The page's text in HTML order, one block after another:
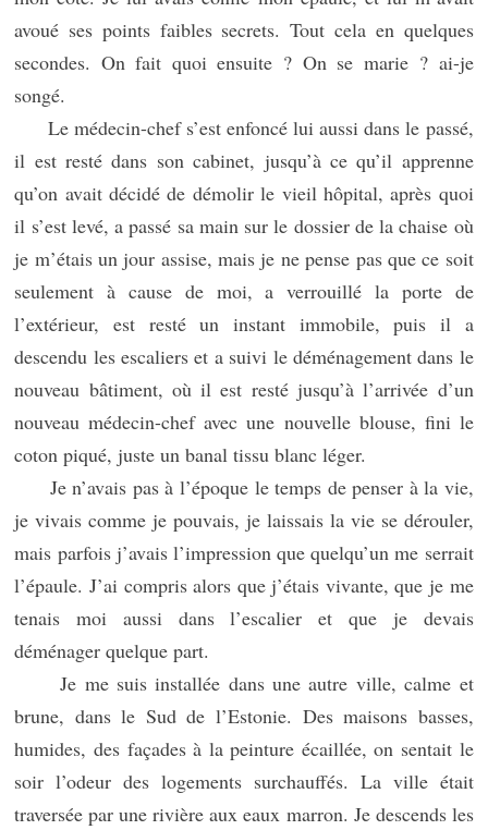
avoué ses points faibles secrets. Tout cela en quelques
secondes. On fait quoi ensuite ? On se marie ? ai-je
songé.
Le médecin-chef s’est enfoncé lui aussi dans le passé,
il est resté dans son cabinet, jusqu’à ce qu’il apprenne
qu’on avait décidé de démolir le vieil hôpital, après quoi
il s’est levé, a passé sa main sur le dossier de la chaise où
je m’étais un jour assise, mais je ne pense pas que ce soit
seulement à cause de moi, a verrouillé la porte de
l’extérieur, est resté un instant immobile, puis il a
descendu les escaliers et a suivi le déménagement dans le
nouveau bâtiment, où il est resté jusqu’à l’arrivée d’un
nouveau médecin-chef avec une nouvelle blouse, fini le
coton piqué, juste un banal tissu blanc léger.
Je n’avais pas à l’époque le temps de penser à la vie,
je vivais comme je pouvais, je laissais la vie se dérouler,
mais parfois j’avais l’impression que quelqu’un me serrait
l’épaule. J’ai compris alors que j’étais vivante, que je me
tenais moi aussi dans l’escalier et que je devais
déménager quelque part.
Je me suis installée dans une autre ville, calme et
brune, dans le Sud de l’Estonie. Des maisons basses,
humides, des façades à la peinture écaillée, on sentait le
soir l’odeur des logements surchauffés. La ville était
traversée par une rivière aux eaux marron. Je descends les